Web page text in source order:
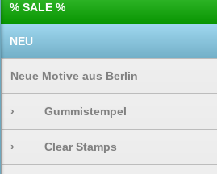
% SALE %
NEU
Neue Motive aus Berlin
› Gummistempel
› Clear Stamps